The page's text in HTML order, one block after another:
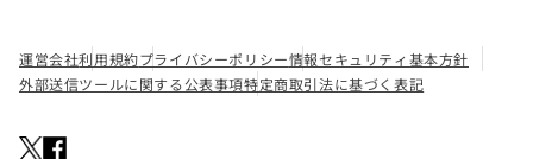
運営会社利用規約プライバシーポリシー情報セキュリティ基本方針
外部送信ツールに関する公表事項特定商取引法に基づく表記